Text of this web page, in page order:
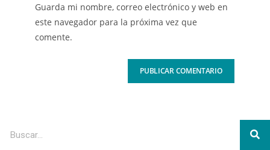
Guarda mi nombre, correo electrónico y web en
este navegador para la próxima vez que
comente.